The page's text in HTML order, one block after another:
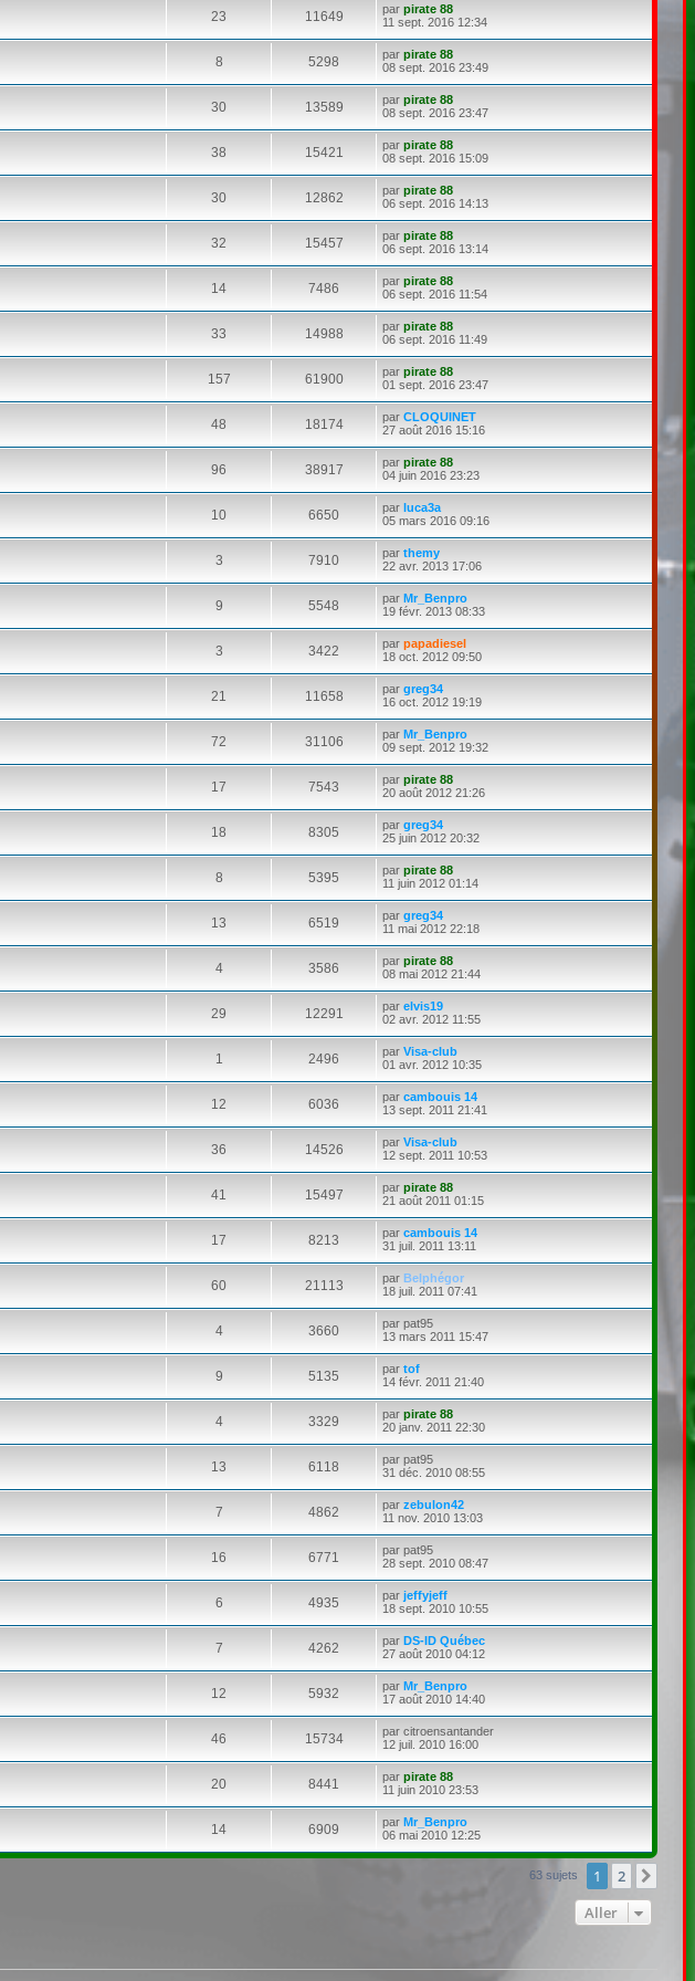
23 11649 parpirate 88
11 sept. 2016 12:34
8 5298 parpirate 88
08 sept. 2016 23:49
30 13589 parpirate 88
08 sept. 2016 23:47
38 15421 parpirate 88
08 sept. 2016 15:09
30 12862 parpirate 88
06 sept. 2016 14:13
32 15457 parpirate 88
06 sept. 2016 13:14
14 7486 parpirate 88
06 sept. 2016 11:54
33 14988 parpirate 88
06 sept. 2016 11:49
157 61900 parpirate 88
01 sept. 2016 23:47
48 18174 parCLOQUINET
27 août 2016 15:16
96 38917 parpirate 88
04 juin 2016 23:23
10 6650 parluca3a
05 mars 2016 09:16
3 7910 parthemy
22 avr. 2013 17:06
9 5548 parMr_Benpro
19 févr. 2013 08:33
3 3422 parpapadiesel
18 oct. 2012 09:50
21 11658 pargreg34
16 oct. 2012 19:19
72 31106 parMr_Benpro
09 sept. 2012 19:32
17 7543 parpirate 88
20 août 2012 21:26
18 8305 pargreg34
25 juin 2012 20:32
8 5395 parpirate 88
11 juin 2012 01:14
13 6519 pargreg34
11 mai 2012 22:18
4 3586 parpirate 88
08 mai 2012 21:44
29 12291 parelvis19
02 avr. 2012 11:55
1 2496 parVisa-club
01 avr. 2012 10:35
12 6036 parcambouis 14
13 sept. 2011 21:41
36 14526 parVisa-club
12 sept. 2011 10:53
41 15497 parpirate 88
21 août 2011 01:15
17 8213 parcambouis 14
31 juil. 2011 13:11
60 21113 par Belphégor
18 juil. 2011 07:41
4 3660 parpat95
13 mars 2011 15:47
9 5135 partof
14 févr. 2011 21:40
4 3329 parpirate 88
20 janv. 2011 22:30
13 6118 parpat95
31 déc. 2010 08:55
7 4862 parzebulon42
11 nov. 2010 13:03
16 6771 parpat95
28 sept. 2010 08:47
6 4935 parjeffyjeff
18 sept. 2010 10:55
7 4262 parDS-ID Québec
27 août 2010 04:12
12 5932 parMr_Benpro
17 août 2010 14:40
46 15734 parcitroensantander
12 juil. 2010 16:00
20 8441 parpirate 88
11 juin 2010 23:53
14 6909 parMr_Benpro
06 mai 2010 12:25
63 sujets 1 2
Aller